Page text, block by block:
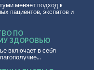
меняет подход к
пациентов, экспатов и
ПО
ЗДОРОВЬЮ
включает в себя